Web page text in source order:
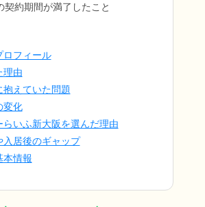
契約期間が満了したこと
ロフィール
理由
抱えていた問題
変化
らいふ新大阪を選んだ理由
入居後のギャップ
本情報